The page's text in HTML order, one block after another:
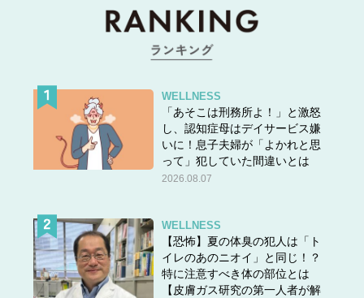
WELLNESS
「あそこは刑務所よ！」と激怒
し、認知症母はデイサービス嫌
いに！息子夫婦が「よかれと思
って」犯していた間違いとは
2026.08.07
WELLNESS
【恐怖】夏の体臭の犯人は「ト
イレのあのニオイ」と同じ！？
特に注意すべき体の部位とは
【皮膚ガス研究の第一人者が解